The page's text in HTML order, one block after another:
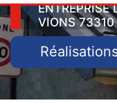
ENTREPRISE
VIONS 73310